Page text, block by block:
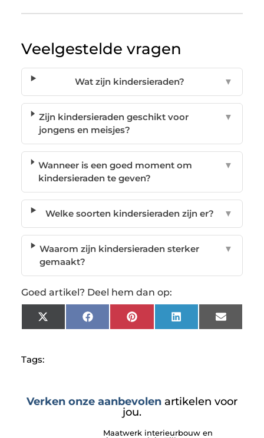
Veelgestelde vragen
Wat zijn kindersieraden? ▼
Zijn kindersieraden geschikt voor
jongens en meisjes?
▼
Wanneer is een goed moment om
kindersieraden te geven?
▼
Welke soorten kindersieraden zijn er? ▼
Waarom zijn kindersieraden sterker
gemaakt?
▼
Goed artikel? Deel hem dan op:
X
(Twitter)
FacebookPinterest LinkedIn Email
Tags:
Verken onze aanbevolen artikelen voor
jou.
Maatwerk interieurbouw en